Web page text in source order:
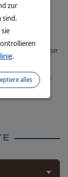
entwickelt zur
oder
der Haut
zur
sind.
.
alles